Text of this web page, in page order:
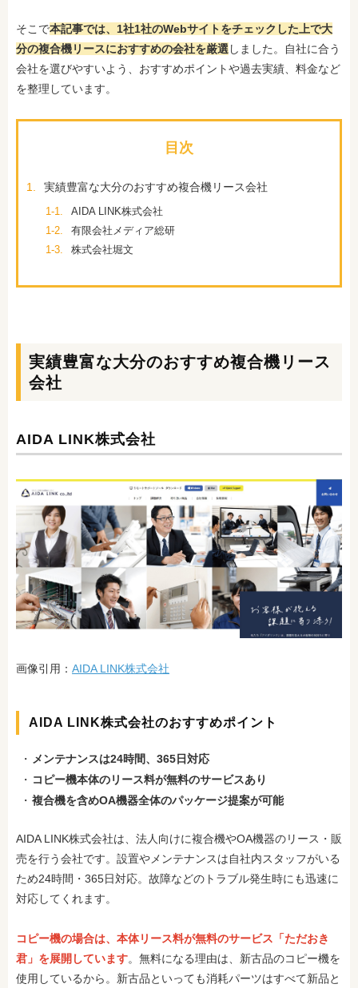
そこで本記事では、1社1社のWebサイトをチェックした上で大
分の複合機リースにおすすめの会社を厳選 しました。自社に合う
会社を選びやすいよう、おすすめポイントや過去実績、料金など
を整理しています。
目次
1. 実績豊富な大分のおすすめ複合機リース会社
1-1.
AIDA LINK株式会社
1-2.
有限会社メディア総研
1-3.
株式会社堀文
実績豊富な大分のおすすめ複合機リース
会社
AIDA LINK株式会社
画像引用： AIDA LINK株式会社
AIDA LINK株式会社のおすすめポイント
メンテナンスは24時間、365日対応
コピー機本体のリース料が無料のサービスあり
複合機を含めOA機器全体のパッケージ提案が可能
AIDA LINK株式会社は、法人向けに複合機やOA機器のリース・販
売を行う会社です。設置やメンテナンスは自社内スタッフがいる
ため24時間・365日対応。故障などのトラブル発生時にも迅速に
対応してくれます。
コピー機の場合は、本体リース料が無料のサービス「ただおき
君」を展開しています。無料になる理由は、新古品のコピー機を
使用しているから。新古品といっても消耗パーツはすべて新品と